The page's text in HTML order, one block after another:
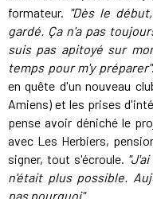
formateur. "Dès le
gardé. Ça n'a pas
suis pas apitoyé sur
temps pour m'y préparer"
en quête d'un nouveau
Amiens) et les prises
pense avoir déniché le
avec Les Herbiers,
signer, tout s'écroule.
n'était plus possible.
pas pourquoi".